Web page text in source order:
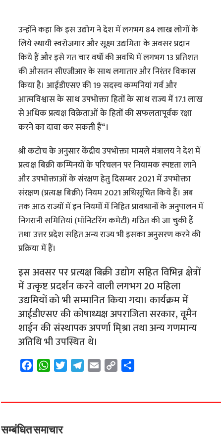
उन्होंने कहा कि इस उद्योग ने देश में लगभग 84 लाख लोगों के
लिये स्थायी स्वरोजगार और सूक्ष्म उद्यमिता के अवसर प्रदान
किये हैं और इसे गत चार वर्षों की अवधि में लगभग 13 प्रतिशत
की औसतन सीएजीआर के साथ लगातार और निरंतर विकास
किया है। आईडीएसए की 19 सदस्य कम्पनियां गर्व और
आत्मविश्वास के साथ उपभोक्ता हितों के साथ राज्य में 17.1 लाख
से अधिक प्रत्यक्ष विक्रेताओं के हितों की सफलतापूर्वक रक्षा
करने का दावा कर सकती हैं“।
श्री कटोच के अनुसार केंद्रीय उपभोक्ता मामले मंत्रालय ने देश में
प्रत्यक्ष बिक्री कम्पिनयों के परिचलन पर नियामक स्पष्टता लाने
और उपभोक्ताओं के संरक्षण हेतु दिसम्बर 2021 में उपभोक्ता
संरक्षण (प्रत्यक्ष बिक्री) नियम 2021 अधिसूचित किये हैं। अब
तक आठ राज्यों में इन नियमों में निहित प्रावधानों के अनुपालन में
निगरानी समितियां (मॉनिटरिंग कमेटी) गठित की जा चुकी हैं
तथा उत्तर प्रदेश सहित अन्य राज्य भी इसका अनुसरण करने की
प्रक्रिया में हैं।
इस अवसर पर प्रत्यक्ष बिक्री उद्योग सहित विभिन्न क्षेत्रों
में उत्कृष्ट प्रदर्शन करने वाली लगभग 20 महिला
उद्यमियों को भी सम्मानित किया गया। कार्यक्रम में
आईडीएसए की कोषाध्यक्ष अपराजिता सरकार, वूमैन
शाईन की संस्थापक अपर्णा मि्श्रा तथा अन्य गणमान्य
अतिथि भी उपस्थित थे।
e
o
W
t
A
t
e
i
y
r
सम्बंधित समाचार